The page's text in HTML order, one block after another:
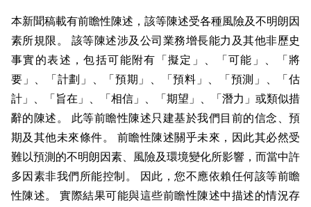
本新聞稿載有前瞻性陳述，該等陳述受各種風險及不明朗因
素所規限。 該等陳述涉及公司業務增長能力及其他非歷史
事實的表述，包括可能附有「擬定」、「可能」、「將
要」、「計劃」、「預期」、「預料」、「預測」、「估
計」、「旨在」、「相信」、「期望」、「潛力」或類似措
辭的陳述。 此等前瞻性陳述只建基於我們目前的信念、預
期及其他未來條件。 前瞻性陳述關乎未來，因此其必然受
難以預測的不明朗因素、風險及環境變化所影響，而當中許
多因素非我們所能控制。 因此，您不應依賴任何該等前瞻
性陳述。 實際結果可能與這些前瞻性陳述中描述的情況存